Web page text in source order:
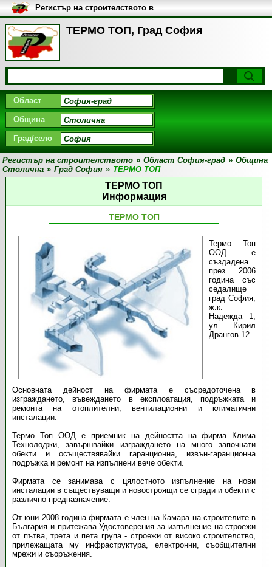
ТЕРМО ТОП, Град София
Регистър на строителството в
България
Област
Община
Град/село
Регистър на строителството » Област София-град » Община
Столична » Град София » ТЕРМО ТОП
ТЕРМО ТОП
Информация
ТЕРМО ТОП
Термо Топ
ООД е
създадена
през 2006
година със
седалище
град София,
ж.к.
Надежда 1,
ул. Кирил
Дрангов 12.
Основната дейност на фирмата е съсредоточена в
изграждането, въвеждането в експлоатация, подръжката и
ремонта на отоплителни, вентилационни и климатични
инсталации.
Термо Топ ООД е приемник на дейността на фирма Клима
Технолоджи, завършвайки изграждането на много започнати
обекти и осъществявайки гаранционна, извън-гаранционна
подръжка и ремонт на изпълнени вече обекти.
Фирмата се занимава с цялостното изпълнение на нови
инсталации в съществуващи и новостроящи се сгради и обекти с
различно предназначение.
От юни 2008 година фирмата е член на Камара на строителите в
България и притежава Удостоверения за изпълнение на строежи
от пътва, трета и пета група - строежи от високо строителство,
прилежащата му инфраструктура, електронни, съобщителни
мрежи и съоръжения.